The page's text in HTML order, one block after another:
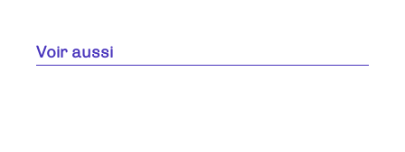
Voir aussi